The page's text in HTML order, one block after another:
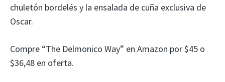
chuletón bordelés y la ensalada de cuña exclusiva de
Oscar.
Compre “The Delmonico Way” en Amazon por $45 o
$36,48 en oferta.